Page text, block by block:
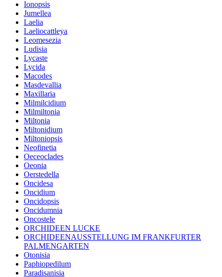
Ionopsis
Jumellea
Laelia
Laeliocattleya
Leomesezia
Ludisia
Lycaste
Lycida
Macodes
Masdevallia
Maxillaria
Milmilcidium
Milmiltonia
Miltonia
Miltonidium
Miltoniopsis
Neofinetia
Oeceoclades
Oeonia
Oerstedella
Oncidesa
Oncidium
Oncidopsis
Oncidumnia
Oncostele
ORCHIDEEN LUCKE
ORCHIDEENAUSSTELLUNG IM FRANKFURTER
PALMENGARTEN
Otonisia
Paphiopedilum
Paradisanisia